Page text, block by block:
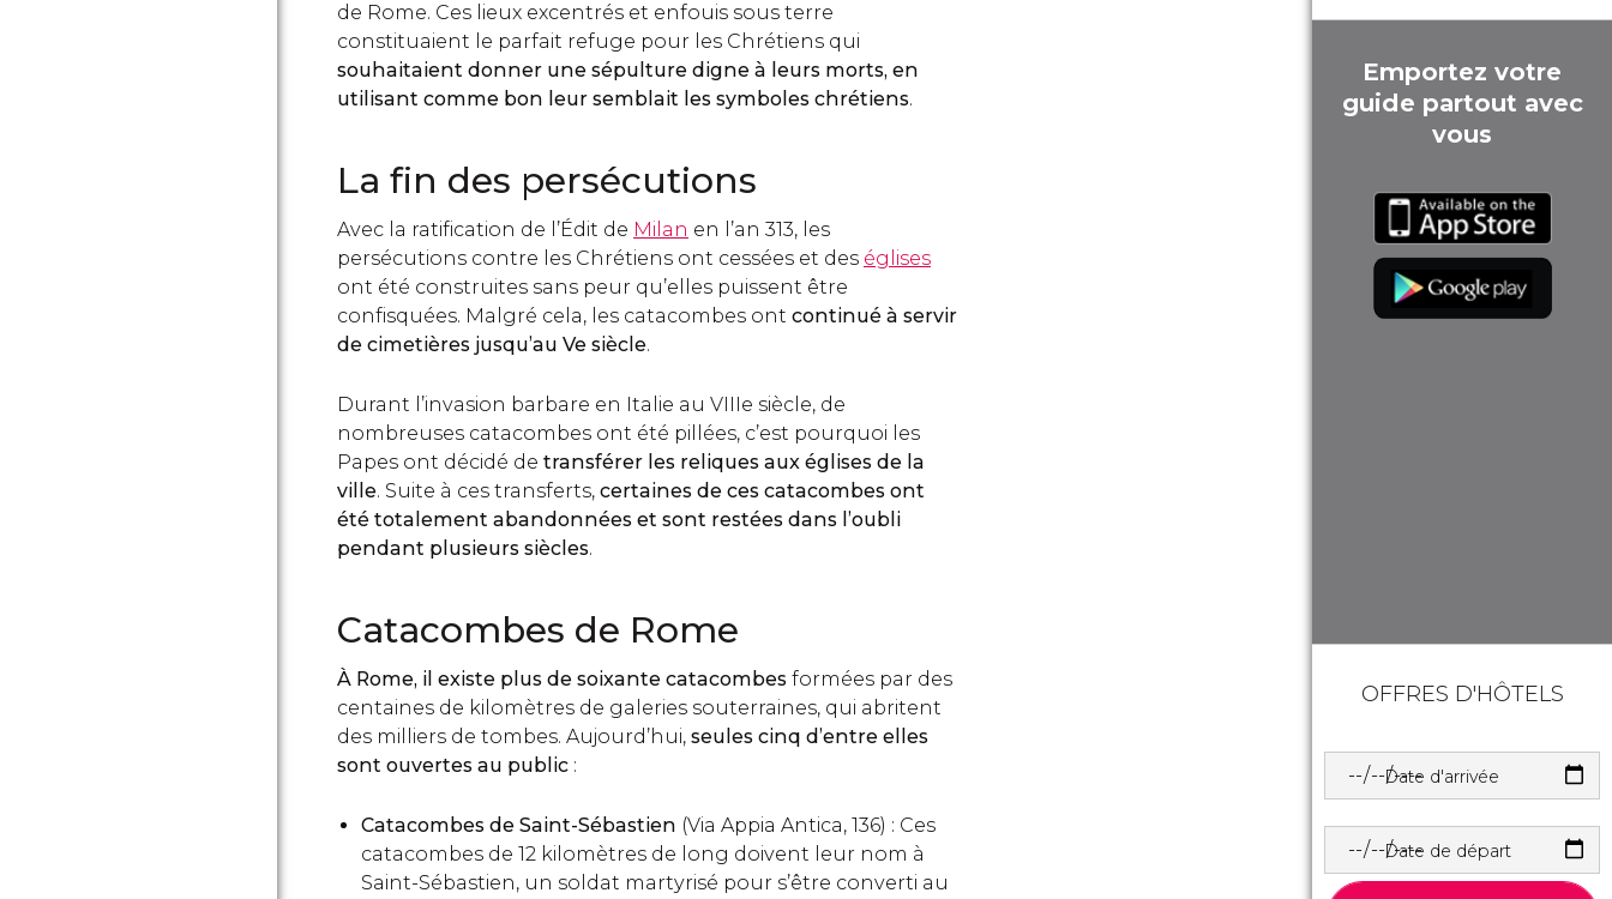
de Rome. Ces lieux excentrés et enfouis sous terre
constituaient le parfait refuge pour les Chrétiens qui
souhaitaient donner une sépulture digne à leurs morts, en
utilisant comme bon leur semblait les symboles chrétiens.
La fin des persécutions
Avec la ratification de l’Édit de Milan en l’an 313, les
persécutions contre les Chrétiens ont cessées et des églises
ont été construites sans peur qu’elles puissent être
confisquées. Malgré cela, les catacombes ont continué à servir
de cimetières jusqu’au Ve siècle.
Durant l’invasion barbare en Italie au VIIIe siècle, de
nombreuses catacombes ont été pillées, c’est pourquoi les
Papes ont décidé de transférer les reliques aux églises de la
ville. Suite à ces transferts, certaines de ces catacombes ont
été totalement abandonnées et sont restées dans l’oubli
pendant plusieurs siècles.
Catacombes de Rome
À Rome, il existe plus de soixante catacombes formées par des
centaines de kilomètres de galeries souterraines, qui abritent
des milliers de tombes. Aujourd’hui, seules cinq d’entre elles
sont ouvertes au public :
Catacombes de Saint-Sébastien (Via Appia Antica, 136) : Ces
catacombes de 12 kilomètres de long doivent leur nom à
Saint-Sébastien, un soldat martyrisé pour s’être converti au
Emportez votre
guide partout avec
vous
OFFRES D'HÔTELS
Date d'arrivée
Date de départ